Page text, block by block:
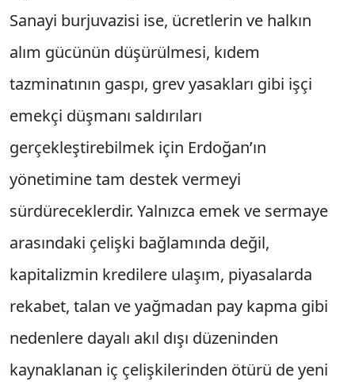
Sanayi burjuvazisi ise, ücretlerin ve halkın
alım gücünün düşürülmesi, kıdem
tazminatının gaspı, grev yasakları gibi işçi
emekçi düşmanı saldırıları
gerçekleştirebilmek için Erdoğan’ın
yönetimine tam destek vermeyi
sürdüreceklerdir. Yalnızca emek ve sermaye
arasındaki çelişki bağlamında değil,
kapitalizmin kredilere ulaşım, piyasalarda
rekabet, talan ve yağmadan pay kapma gibi
nedenlere dayalı akıl dışı düzeninden
kaynaklanan iç çelişkilerinden ötürü de yeni